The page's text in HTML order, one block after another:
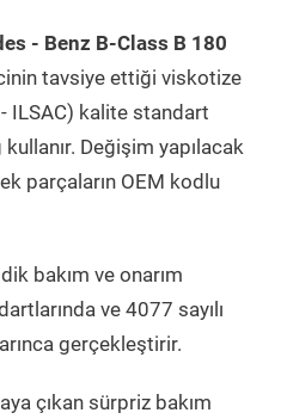
- Benz B-Class B 180
tavsiye ettiği viskotize
ILSAC) kalite standart
Değişim yapılacak
parçaların OEM kodlu
bakım ve onarım
ve 4077 sayılı
gerçekleştirir.
çıkan sürpriz bakım